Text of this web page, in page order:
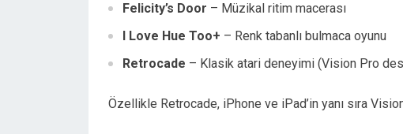
Felicity’s Door – Müzikal ritim macerası
I Love Hue Too+ – Renk tabanlı bulmaca oyunu
Retrocade – Klasik atari deneyimi (Vision Pro
Özellikle Retrocade, iPhone ve iPad’in yanı sıra